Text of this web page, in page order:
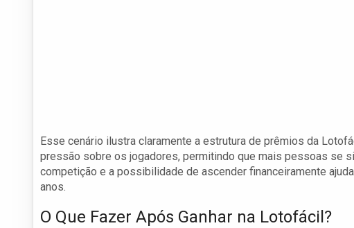
Esse cenário ilustra claramente a estrutura de prêmios da
pressão sobre os jogadores, permitindo que mais pessoas se
competição e a possibilidade de ascender financeiramente
anos.
O Que Fazer Após Ganhar na Lotofácil?